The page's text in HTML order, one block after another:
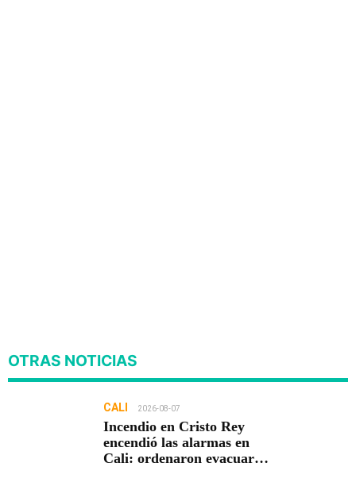
OTRAS NOTICIAS
CALI 2026-08-07
Incendio en Cristo Rey
encendió las alarmas en
Cali: ordenaron evacuar